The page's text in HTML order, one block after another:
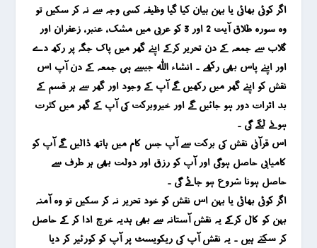
اگر کوئی بھائی یا بہن بیان کیا گیا وظیفہ کسی وجہ سے نہ کر سکیں تو
وہ سورہ طلاق آیت 2 اور 3 کو عربی میں مشک ، عنبر ، زعفران اور
گلاب سے جمعہ کے دن تحریر کرکے اپنے گھر میں پاک جگہ پر رکھ دے
اور اپنے پاس بھی رکھے ۔ انشاء اللہ جیسے ہی جمعہ کے دن آپ اس
نقش کو اپنے گھر میں رکھیں گے آپ کے وجود اور گھر سے ہر قسم کے
بد اثرات دور ہو جائیں گے اور خیروبرکت کی آپ کے گھر میں کثرت
ہونے لگے گی ۔
اس قرآنی نقش کی برکت سے آپ جس کام میں ہاتھ ڈالیں گے آپ کو
کامیابی حاصل ہوگی اور آپ کو رزق اور دولت بھی ہر طرف سے
حاصل ہونا شروع ہو جائے گی ۔
اگر کوئی بھائی یا بہن اس نقش کو خود تحریر نہ کر سکیں تو وہ آمنہ
بہن کو کال کرکے یہ نقش آستانہ سے بھی ہدیہ خرچ ادا کر کے حاصل
کر سکتے ہیں ۔ یہ نقش آپ کی ریکویسٹ پر آپ کو کورئیر کر دیا